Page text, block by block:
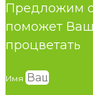
Предложим
поможет
процветать
Имя